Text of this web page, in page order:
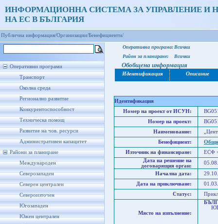
ИНФОРМАЦИОННА СИСТЕМА ЗА УПРАВЛЕНИЕ И
НА ЕС В БЪЛГАРИЯ
Публична информация/Организации/Бенефициенти/
Оперативни програми
Транспорт
Околна среда
Регионално развитие
Конкурентоспособност
Техническа помощ
Развитие на чов. ресурси
Административен капацитет
Райони за планиране
Международен
Северозападен
Северен централен
Североизточен
Югозападен
Южен централен
Оперативна програма: Всички
Район за планиране:
Всички
Обобщена информация
Идентификация Описание
Идентификация
Номер на проект от ИСУН:
Номер на проект:
Наименование:
Бенефициент:
Източник на финансиране:
ЕСФ
Дата на решение на
договарящия орган:
Начална дата:
Дата на приключване:
Статус:
Място на изпълнение: